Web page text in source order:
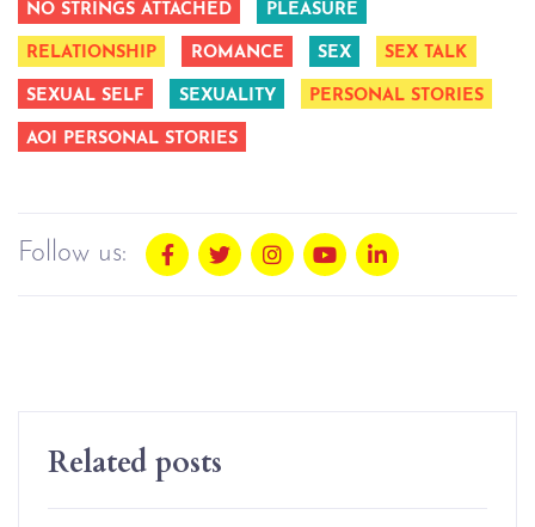
NO STRINGS ATTACHED PLEASURE
RELATIONSHIP ROMANCE SEX SEX TALK
SEXUAL SELF SEXUALITY PERSONAL STORIES
AOI PERSONAL STORIES
Follow us:
Related posts